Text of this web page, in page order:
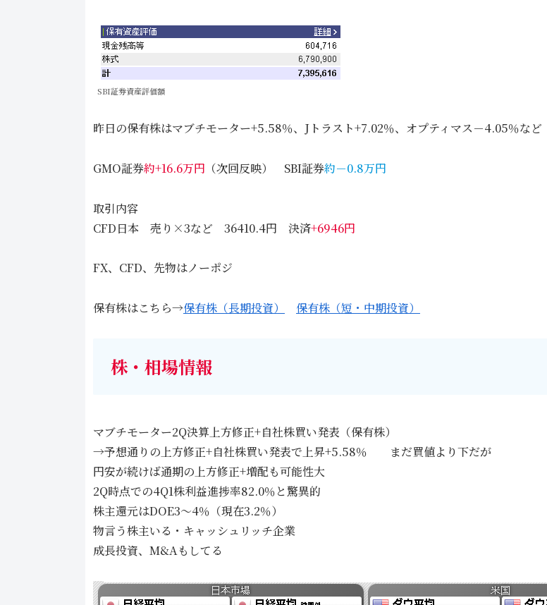
SBI証券資産評価額
昨日の保有株はマブチモーター+5.58％、Jトラスト+7.02％、オプティマス－4.05％など
GMO証券約+16.6万円 （次回反映） SBI証券約－0.8万円
取引内容
CFD日本 売り×3など 36410.4円 決済+6946円
FX、CFD、先物はノーポジ
保有株はこちら→保有株（長期投資） 保有株（短・中期投資）
株・相場情報
マブチモーター2Q決算上方修正+自社株買い発表（保有株）
→予想通りの上方修正+自社株買い発表で上昇+5.58％ まだ買値より下だが
円安が続けば通期の上方修正+増配も可能性大
2Q時点での4Q1株利益進捗率82.0％と驚異的
株主還元はDOE3～4％（現在3.2％）
物言う株主いる・キャッシュリッチ企業
成長投資、M&Aもしてる